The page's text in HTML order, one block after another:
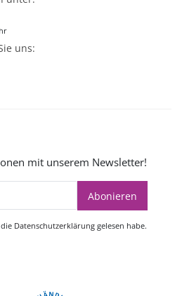
uns:
mit unserem Newsletter!
Abonieren
Datenschutzerklärunggelesen habe.